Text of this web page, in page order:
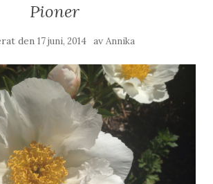
Pioner
den 17 juni, 2014 av Annika